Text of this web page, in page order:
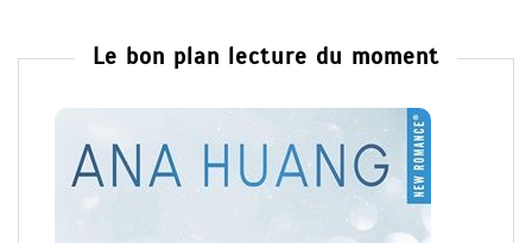
Le bon plan lecture du moment